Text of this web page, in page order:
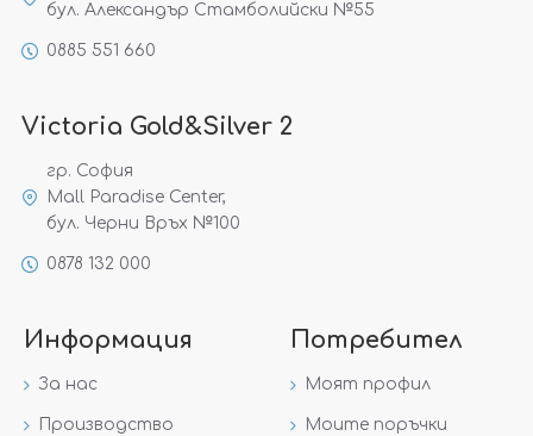
бул. Александър Стамболийски №55
0885 551 660
Victoria Gold&Silver 2
гр. София
Mall Paradise Center,
бул. Черни Връх №100
0878 132 000
Информация
За нас
Производство
Потребител
Моят профил
Моите поръчки